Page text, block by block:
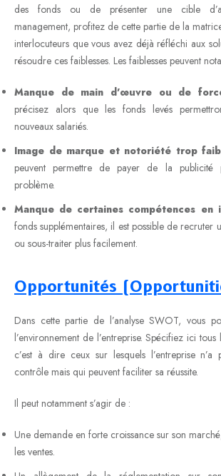
des fonds ou de présenter une cible
management, profitez de cette partie de la
interlocuteurs que vous avez déjà réfléchi aux
résoudre ces faiblesses. Les faiblesses peuvent
Manque de main d’œuvre ou de
précisez alors que les fonds levés
nouveaux salariés.
Image de marque et notoriété trop
peuvent permettre de payer de la publicité
problème.
Manque de certaines compétences en
fonds supplémentaires, il est possible de recruter
ou sous-traiter plus facilement.
Opportunités
Dans cette partie de l’analyse SWOT, vous
l’environnement de l’entreprise. Spécifiez ici tous
c’est à dire ceux sur lesquels l’entreprise
contrôle mais qui peuvent faciliter sa réussite.
Il peut notamment s’agir de :
Une demande en forte croissance sur son
les ventes.